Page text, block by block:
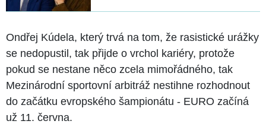
Ondřej Kúdela, který trvá na tom, že rasistické urážky
se nedopustil, tak přijde o vrchol kariéry, protože
pokud se nestane něco zcela mimořádného, tak
Mezinárodní sportovní arbitráž nestihne rozhodnout
do začátku evropského šampionátu - EURO začíná
už 11. června.